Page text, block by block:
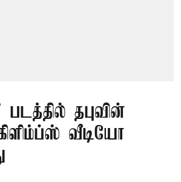
தபுவின்
கிளிம்ப்ஸ் வீடியோ